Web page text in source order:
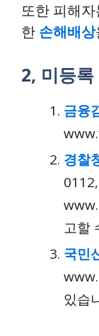
또한 피해자
한 손해배상
2, 미등
금융
경찰
고할
국민
있습